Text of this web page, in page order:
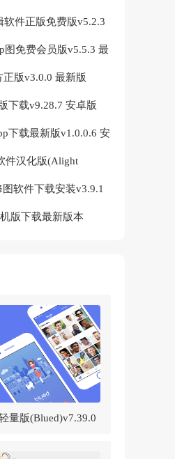
软件正版免费版v5.2.3
图免费会员版v5.5.3 最
版v3.0.0 最新版
下载v9.28.7 安卓版
下载最新版v1.0.0.6 安
件汉化版(Alight
图软件下载安装v3.9.1
版下载最新版本
量版(Blued)v7.39.0